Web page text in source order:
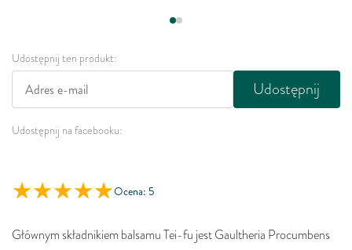
Udostępnij ten produkt:
Udostępnij
Udostępnij na facebooku:
Ocena: 5
Głównym składnikiem balsamu Tei-fu jest Gaultheria Procumbens